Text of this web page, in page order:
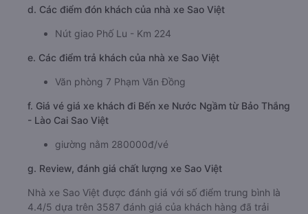
d. Các điểm đón khách của nhà xe Sao Việt
Nút giao Phố Lu - Km 224
e. Các điểm trả khách của nhà xe Sao Việt
Văn phòng 7 Phạm Văn Đồng
f. Giá vé giá xe khách đi Bến xe Nước Ngầm từ Bảo Thắng
- Lào Cai Sao Việt
giường nằm 280000đ/vé
g. Review, đánh giá chất lượng xe Sao Việt
Nhà xe Sao Việt được đánh giá với số điểm trung bình là
4.4/5 dựa trên 3587 đánh giá của khách hàng đã trải